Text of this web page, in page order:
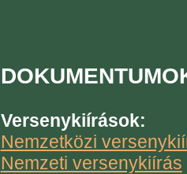
Versenykiírások:
Nemzetközi
Nemzeti versenykiírás